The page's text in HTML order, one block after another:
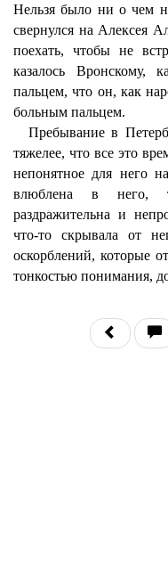
Нельзя было ни о чем
свернулся на Алексея
поехать, чтобы не
казалось Вронскому,
пальцем, что он, как
больным пальцем.
Пребывание в
тяжелее, что все это
непонятное для него
влюблена в него,
раздражительна и
что-то скрывала от
оскорблений, которые
тонкостью понимания,